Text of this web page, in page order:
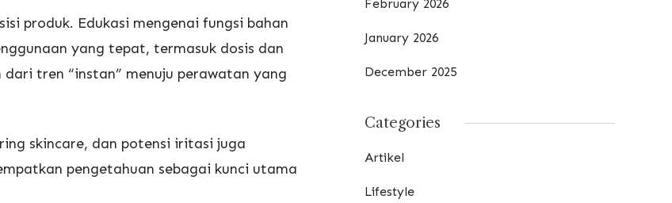
produk. Edukasi mengenai fungsi bahan
yang tepat, termasuk dosis dan
tren “instan” menuju perawatan yang
skincare, dan potensi iritasi juga
pengetahuan sebagai kunci utama
February 2026
January 2026
December 2025
Categories
Artikel
Lifestyle